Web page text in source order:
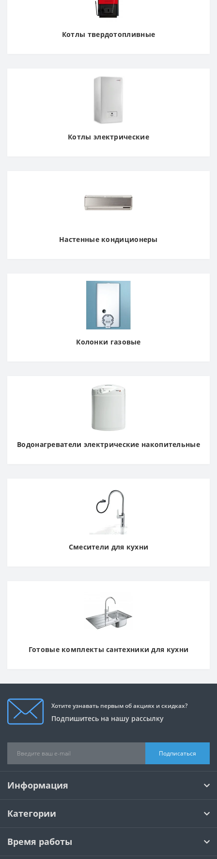
Котлы твердотопливные
Котлы электрические
Настенные кондиционеры
Колонки газовые
Водонагреватели электрические накопительные
Смесители для кухни
Готовые комплекты сантехники для кухни
Хотите узнавать первым об акциях и скидках?
Подпишитесь на нашу рассылку
Подписаться
Информация
Категории
Время работы